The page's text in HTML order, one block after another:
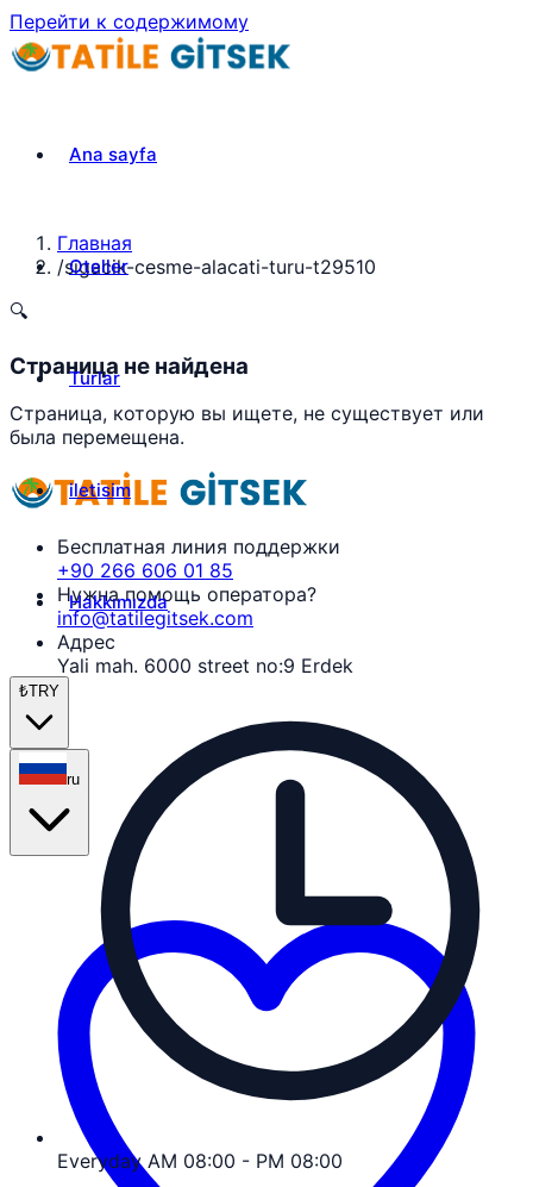
Перейти к содержимому
Ana sayfa
Oteller
Turlar
iletisim
Hakkımızda
₺TRY
ru
Главная
/sigacik-cesme-alacati-turu-t29510
🔍
Страница не найдена
Страница, которую вы ищете, не существует или
была перемещена.
Бесплатная линия поддержки
+90 266 606 01 85
Нужна помощь оператора?
info@tatilegitsek.com
Адрес
Yali mah. 6000 street no:9 Erdek
Everyday AM 08:00 - PM 08:00